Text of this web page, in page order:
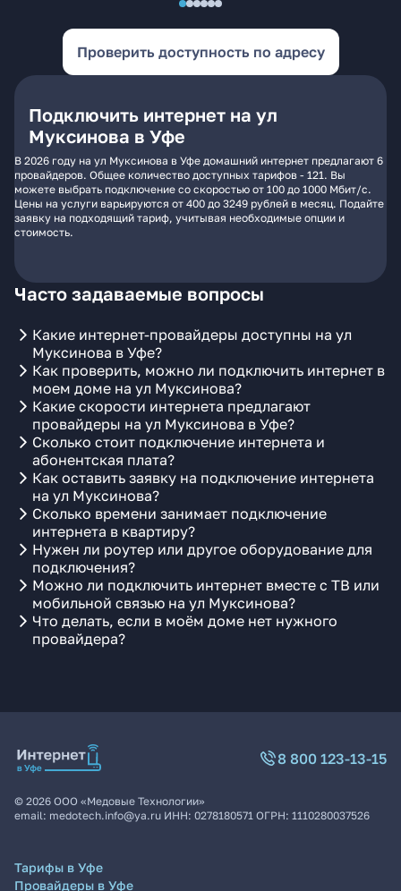
Проверить доступность по адресу
Подключить интернет на ул
Муксинова в Уфе
В 2026 году на ул Муксинова в Уфе домашний интернет предлагают 6
провайдеров. Общее количество доступных тарифов - 121. Вы
можете выбрать подключение со скоростью от 100 до 1000 Мбит/с.
Цены на услуги варьируются от 400 до 3249 рублей в месяц. Подайте
заявку на подходящий тариф, учитывая необходимые опции и
стоимость.
Часто задаваемые вопросы
Какие интернет-провайдеры доступны на ул
Муксинова в Уфе?
Как проверить, можно ли подключить интернет в
моем доме на ул Муксинова?
Какие скорости интернета предлагают
провайдеры на ул Муксинова в Уфе?
Сколько стоит подключение интернета и
абонентская плата?
Как оставить заявку на подключение интернета
на ул Муксинова?
Сколько времени занимает подключение
интернета в квартиру?
Нужен ли роутер или другое оборудование для
подключения?
Можно ли подключить интернет вместе с ТВ или
мобильной связью на ул Муксинова?
Что делать, если в моём доме нет нужного
провайдера?
8 800 123-13-15
© 2026 ООО «Медовые Технологии»
email: medotech.info@ya.ru ИНН: 0278180571 ОГРН: 1110280037526
Тарифы в Уфе
Провайдеры в Уфе